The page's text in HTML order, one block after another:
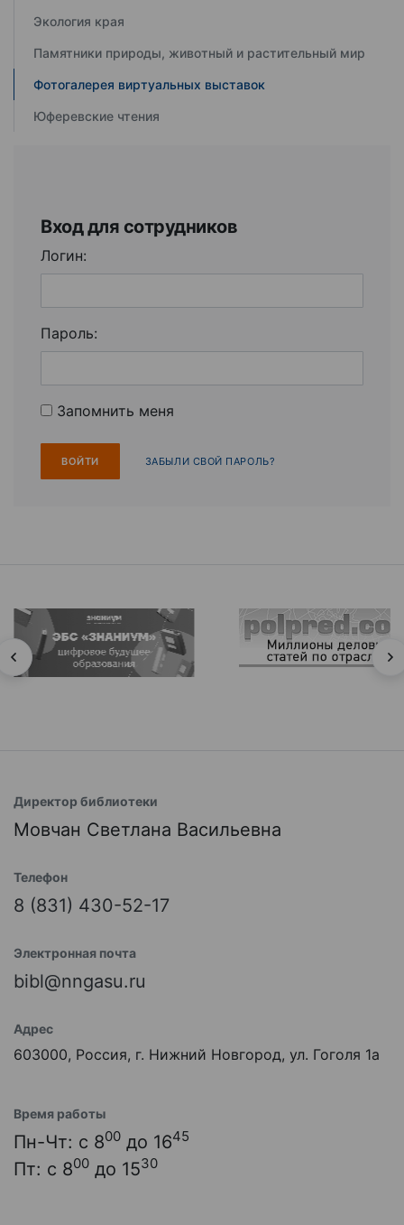
Экология края
Памятники природы, животный и растительный мир
Фотогалерея виртуальных выставок
Юферевские чтения
Вход для сотрудников
Логин:
Пароль:
Запомнить меня
ЗАБЫЛИ СВОЙ ПАРОЛЬ?
Директор библиотеки
Мовчан Светлана Васильевна
Телефон
8 (831) 430-52-17
Электронная почта
bibl@nngasu.ru
Адрес
603000, Россия, г. Нижний Новгород, ул. Гоголя 1а
Время работы
Пн-Чт: с 800 до 1645
Пт: с 800 до 1530